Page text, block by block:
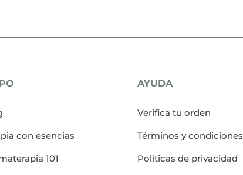
con esencias
101
AYUDA
Verifica tu orden
Términos y condiciones
Políticas de privacidad